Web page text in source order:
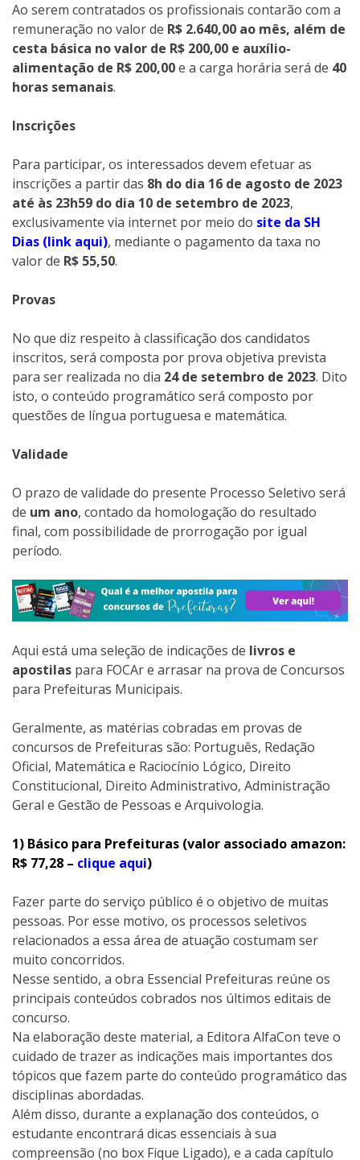
Ao serem contratados os profissionais contarão com a
remuneração no valor de R$ 2.640,00 ao mês, além de
cesta básica no valor de R$ 200,00 e auxílio-
alimentação de R$ 200,00e a carga horária será de 40
horas semanais.
Inscrições
Para participar, os interessados devem efetuar as
inscrições a partir das 8h do dia 16 de agosto de 2023
até às 23h59 do dia 10 de setembro de 2023,
exclusivamente via internet por meio do site da SH
Dias (link aqui), mediante o pagamento da taxa no
valor de R$ 55,50.
Provas
No que diz respeito à classificação dos candidatos
inscritos, será composta por prova objetiva prevista
para ser realizada no dia 24 de setembro de 2023. Dito
isto, o conteúdo programático será composto por
questões de língua portuguesa e matemática.
Validade
O prazo de validade do presente Processo Seletivo será
de um ano, contado da homologação do resultado
final, com possibilidade de prorrogação por igual
período.
Aqui está uma seleção de indicações de livros e
apostilas para FOCAr e arrasar na prova de Concursos
para Prefeituras Municipais.
Geralmente, as matérias cobradas em provas de
concursos de Prefeituras são: Português, Redação
Oficial, Matemática e Raciocínio Lógico, Direito
Constitucional, Direito Administrativo, Administração
Geral e Gestão de Pessoas e Arquivologia.
1) Básico para Prefeituras (valor associado amazon:
R$ 77,28 – clique aqui)
Fazer parte do serviço público é o objetivo de muitas
pessoas. Por esse motivo, os processos seletivos
relacionados a essa área de atuação costumam ser
muito concorridos.
Nesse sentido, a obra Essencial Prefeituras reúne os
principais conteúdos cobrados nos últimos editais de
concurso.
Na elaboração deste material, a Editora AlfaCon teve o
cuidado de trazer as indicações mais importantes dos
tópicos que fazem parte do conteúdo programático das
disciplinas abordadas.
Além disso, durante a explanação dos conteúdos, o
estudante encontrará dicas essenciais à sua
compreensão (no box Fique Ligado), e a cada capítulo